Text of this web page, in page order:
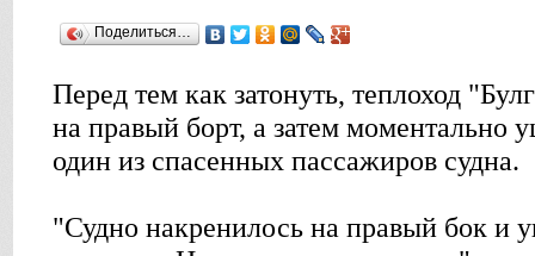
Поделиться…
Перед тем как затонуть, теплоход
на правый борт, а затем моментально
один из спасенных пассажиров судна.
"Судно накренилось на правый бок и